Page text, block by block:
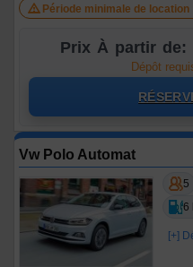
Période minimale de location
Prix À partir de:
Dépôt
Vw Polo Automat
5
6
[+]